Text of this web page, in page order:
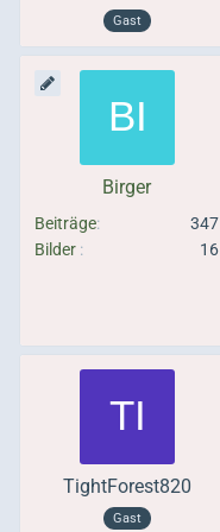
Gast
Birger
Beiträge
347
Bilder
16
TightForest820
Gast